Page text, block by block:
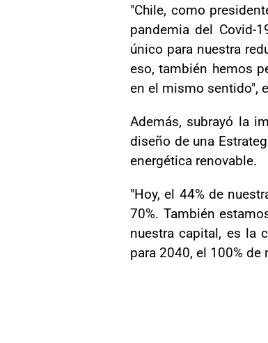
"Chile, como
pandemia del Covid-
único para nuestra
eso, también hemos
en el mismo sentido",
Además, subrayó la
diseño de una
energética renovable.
"Hoy, el 44% de
70%. También
nuestra capital, es la
para 2040, el 100%